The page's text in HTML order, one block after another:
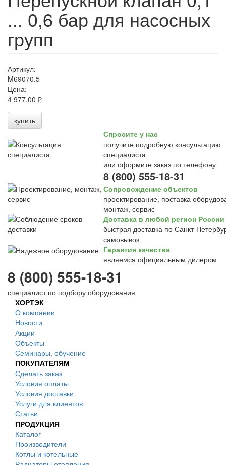
... 0,6 бар для насосных
групп
Артикул:
M69070.5
Цена:
4 977,00 ₽
купить
Спросите у нас
получите подробную консультацию
специалиста
или оформите заказ по телефону
8 (800) 555-18-31
Сопровождение объектов
проектирование, поставка
монтаж, сервис
Доставка в любой регион России
быстрая доставка по Санкт-
самовывоз
Гарантия качества
являемся официальным дилером
8 (800) 555-18-31
специалист по подбору оборудования
ХОРТЭК
О компании
Новости
Акции
Объекты
Семинары, обучение
ПОКУПАТЕЛЯМ
Сделать заказ
Условия оплаты
Условия доставки
Услуги для клиентов
Статьи
ПРОДУКЦИЯ
Каталог
Производители
Котлы и котельные